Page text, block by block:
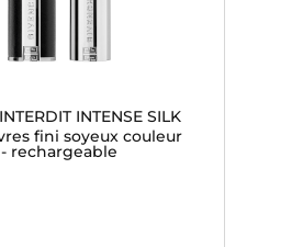
INTENSE SILK
fini soyeux couleur
rechargeable